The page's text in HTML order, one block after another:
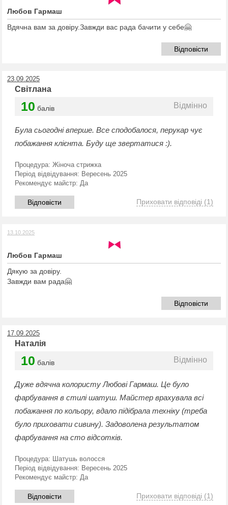
Любов Гармаш
Вдячна вам за довіру.Завжди вас рада бачити у себе🤗
Відповісти
23.09.2025
Світлана
10 балів Відмінно
Була сьогодні вперше. Все сподобалося, перукар чує
побажання клієнта. Буду ще звертатися :).
Процедура: Жіноча стрижка
Період відвідування: Вересень 2025
Рекомендує майстр: Да
Відповісти Приховати відповіді (1)
13.10.2025
Любов Гармаш
Дякую за довіру.
Завжди вам рада🤗
Відповісти
17.09.2025
Наталія
10 балів Відмінно
Дуже вдячна колористу Любові Гармаш. Це було
фарбування в стилі шатуш. Майстер врахувала всі
побажання по кольору, вдало підібрала техніку (треба
було приховати сивину). Задоволена результатом
фарбування на сто відсотків.
Процедура: Шатушь волосся
Період відвідування: Вересень 2025
Рекомендує майстр: Да
Відповісти Приховати відповіді (1)